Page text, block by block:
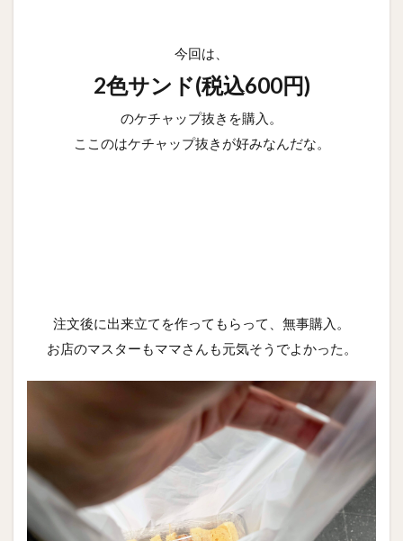
今回は、
2色サンド(税込600円)
のケチャップ抜きを購入。
ここのはケチャップ抜きが好みなんだな。
注文後に出来立てを作ってもらって、無事購入。
お店のマスターもママさんも元気そうでよかった。